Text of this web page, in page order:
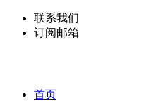
联系我们
订阅邮箱
首页